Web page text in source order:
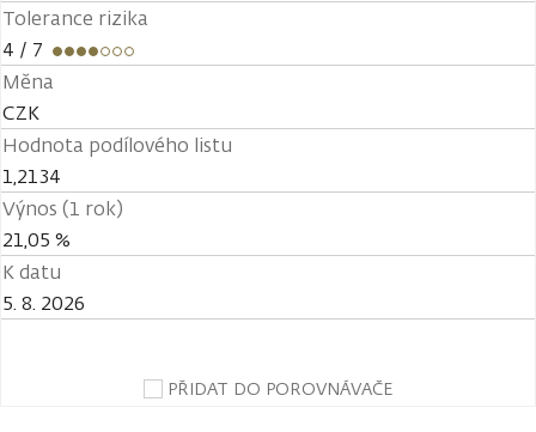
Tolerance rizika
4 / 7
Měna
CZK
Hodnota podílového listu
1,2134
Výnos (1 rok)
21,05 %
K datu
5. 8. 2026
PŘIDAT DO POROVNÁVAČE